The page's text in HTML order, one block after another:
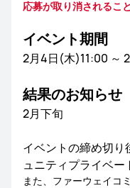
応募が取り消されるこ
イベント期間
2月4日(木)11:00 ～
結果のお知らせ
2月下旬
イベントの締め切り
ュニティプライベー
また、ファーウェイコ